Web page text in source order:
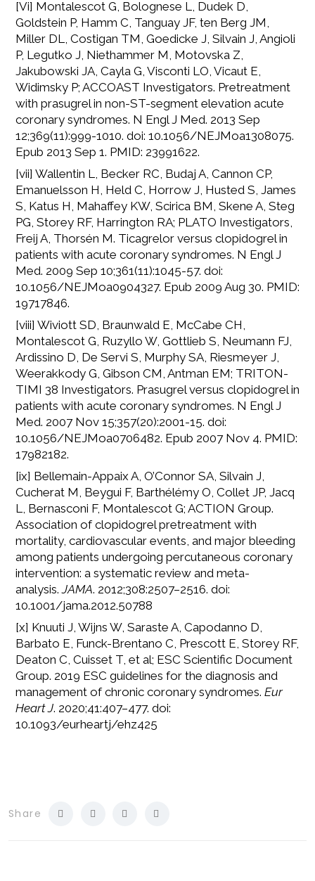
[Vi] Montalescot G, Bolognese L, Dudek D,
Goldstein P, Hamm C, Tanguay JF, ten Berg JM,
Miller DL, Costigan TM, Goedicke J, Silvain J, Angioli
P, Legutko J, Niethammer M, Motovska Z,
Jakubowski JA, Cayla G, Visconti LO, Vicaut E,
Widimsky P; ACCOAST Investigators. Pretreatment
with prasugrel in non-ST-segment elevation acute
coronary syndromes. N Engl J Med. 2013 Sep
12;369(11):999-1010. doi: 10.1056/NEJMoa1308075.
Epub 2013 Sep 1. PMID: 23991622.
[vii] Wallentin L, Becker RC, Budaj A, Cannon CP,
Emanuelsson H, Held C, Horrow J, Husted S, James
S, Katus H, Mahaffey KW, Scirica BM, Skene A, Steg
PG, Storey RF, Harrington RA; PLATO Investigators,
Freij A, Thorsén M. Ticagrelor versus clopidogrel in
patients with acute coronary syndromes. N Engl J
Med. 2009 Sep 10;361(11):1045-57. doi:
10.1056/NEJMoa0904327. Epub 2009 Aug 30. PMID:
19717846.
[viii] Wiviott SD, Braunwald E, McCabe CH,
Montalescot G, Ruzyllo W, Gottlieb S, Neumann FJ,
Ardissino D, De Servi S, Murphy SA, Riesmeyer J,
Weerakkody G, Gibson CM, Antman EM; TRITON-
TIMI 38 Investigators. Prasugrel versus clopidogrel in
patients with acute coronary syndromes. N Engl J
Med. 2007 Nov 15;357(20):2001-15. doi:
10.1056/NEJMoa0706482. Epub 2007 Nov 4. PMID:
17982182.
[ix] Bellemain-Appaix A, O’Connor SA, Silvain J,
Cucherat M, Beygui F, Barthélémy O, Collet JP, Jacq
L, Bernasconi F, Montalescot G; ACTION Group.
Association of clopidogrel pretreatment with
mortality, cardiovascular events, and major bleeding
among patients undergoing percutaneous coronary
intervention: a systematic review and meta-
analysis.JAMA. 2012;308:2507–2516. doi:
10.1001/jama.2012.50788
[x] Knuuti J, Wijns W, Saraste A, Capodanno D,
Barbato E, Funck-Brentano C, Prescott E, Storey RF,
Deaton C, Cuisset T, et al; ESC Scientific Document
Group. 2019 ESC guidelines for the diagnosis and
management of chronic coronary syndromes. Eur
Heart J. 2020;41:407–477. doi:
10.1093/eurheartj/ehz425
Share